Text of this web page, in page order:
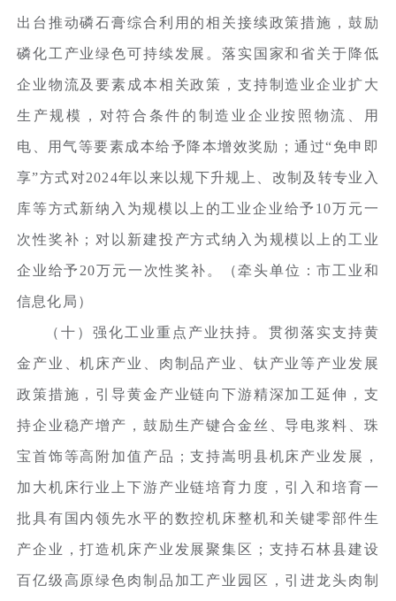
出台推动磷石膏综合利用的相关接续政策措施，鼓励
磷化工产业绿色可持续发展。落实国家和省关于降低
企业物流及要素成本相关政策，支持制造业企业扩大
生产规模，对符合条件的制造业企业按照物流、用
电、用气等要素成本给予降本增效奖励；通过“免申即
享”方式对2024年以来以规下升规上、改制及转专业入
库等方式新纳入为规模以上的工业企业给予10万元一
次性奖补；对以新建投产方式纳入为规模以上的工业
企业给予20万元一次性奖补。（牵头单位：市工业和
信息化局）
（十）强化工业重点产业扶持。贯彻落实支持黄
金产业、机床产业、肉制品产业、钛产业等产业发展
政策措施，引导黄金产业链向下游精深加工延伸，支
持企业稳产增产，鼓励生产键合金丝、导电浆料、珠
宝首饰等高附加值产品；支持嵩明县机床产业发展，
加大机床行业上下游产业链培育力度，引入和培育一
批具有国内领先水平的数控机床整机和关键零部件生
产企业，打造机床产业发展聚集区；支持石林县建设
百亿级高原绿色肉制品加工产业园区，引进龙头肉制